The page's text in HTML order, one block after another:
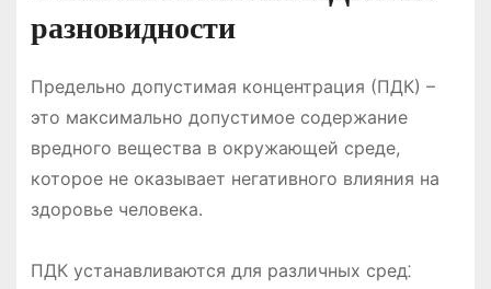
разновидности
Предельно допустимая концентрация (ПДК) –
это максимально допустимое содержание
вредного вещества в окружающей среде,
которое не оказывает негативного влияния на
здоровье человека․
ПДК устанавливаются для различных сред⁚